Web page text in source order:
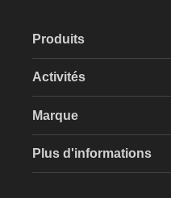
Produits
Activités
Marque
Plus d'informations